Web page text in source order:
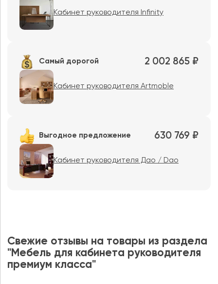
Кабинет руководителя Infinity
Самый дорогой 2 002 865 ₽
Кабинет руководителя Artmoble
Выгодное предложение 630 769 ₽
Кабинет руководителя Дао / Dao
Свежие отзывы на товары из раздела
"Мебель для кабинета руководителя
премиум класса"